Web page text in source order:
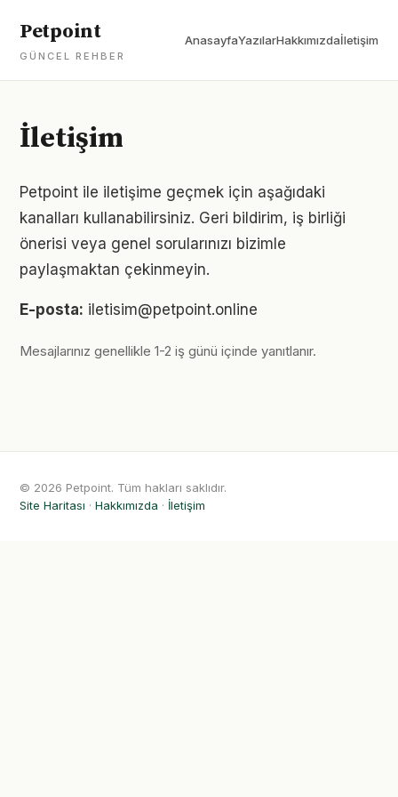
Petpoint
GÜNCEL REHBER
AnasayfaYazılarHakkımızdaİletişim
İletişim
Petpoint ile iletişime geçmek için aşağıdaki
kanalları kullanabilirsiniz. Geri bildirim, iş birliği
önerisi veya genel sorularınızı bizimle
paylaşmaktan çekinmeyin.
E-posta: iletisim@petpoint.online
Mesajlarınız genellikle 1-2 iş günü içinde yanıtlanır.
© 2026 Petpoint. Tüm hakları saklıdır.
Site Haritası · Hakkımızda · İletişim